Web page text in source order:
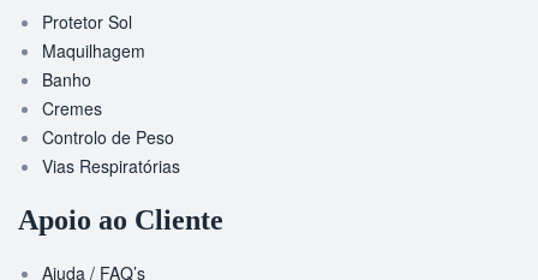
Protetor Sol
Maquilhagem
Banho
Cremes
Controlo de Peso
Vias Respiratórias
Apoio ao Cliente
Ajuda / FAQ’s